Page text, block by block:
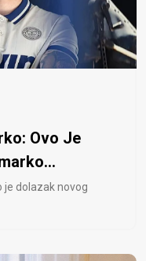
Ovo Je
je dolazak novog